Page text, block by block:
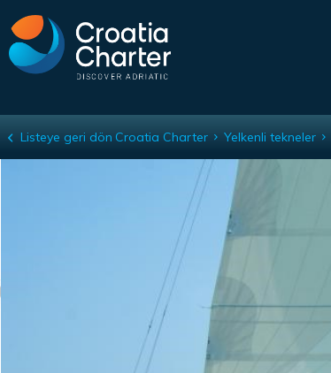
var relatedTitle = 'Mevcut benzer tekneler';
Dufour 450 GL
Listeye geri dön Croatia Charter Yelkenli tekneler